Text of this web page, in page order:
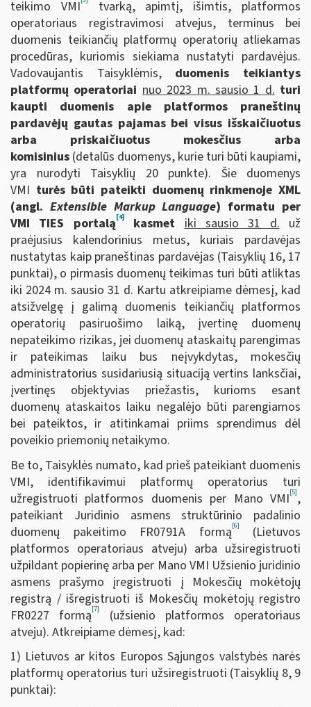
teikimo VMI
tvarką, apimtį, išimtis, platformos
operatoriaus registravimosi atvejus, terminus bei
duomenis teikiančių platformų operatorių atliekamas
procedūras, kuriomis siekiama nustatyti pardavėjus.
Vadovaujantis Taisyklėmis, duomenis teikiantys
platformų operatoriai nuo 2023 m. sausio 1 d. turi
kaupti duomenis apie
platformos praneštinų
pardavėjų gautas pajamas bei visus išskaičiuotus
arba priskaičiuotus mokesčius arba
komisinius (detalūs duomenys, kurie turi būti kaupiami,
yra nurodyti Taisyklių 20 punkte). Šie duomenys
VMI turės būti pateikti duomenų rinkmenoje XML
(angl. Extensible Markup Language) formatu per
VMI TIES portalą[4]kasmetiki sausio 31 d.už
praėjusius kalendorinius metus, kuriais pardavėjas
nustatytas kaip praneštinas pardavėjas (Taisyklių 16, 17
punktai), o pirmasis duomenų teikimas turi būti atliktas
iki 2024 m. sausio 31 d. Kartu atkreipiame dėmesį, kad
atsižvelgę į galimą duomenis teikiančių platformos
operatorių pasiruošimo laiką, įvertinę duomenų
nepateikimo rizikas, jei duomenų ataskaitų parengimas
ir pateikimas laiku bus neįvykdytas, mokesčių
administratorius susidariusią situaciją vertins lanksčiai,
įvertinęs objektyvias priežastis, kurioms esant
duomenų ataskaitos laiku negalėjo būti parengiamos
bei pateiktos, ir atitinkamai priims sprendimus dėl
poveikio priemonių netaikymo.
Be to, Taisyklės numato, kad prieš pateikiant duomenis
VMI, identifikavimui platformų operatorius turi
užregistruoti platformos duomenis per Mano VMI[5],
pateikiant Juridinio asmens struktūrinio padalinio
duomenų pakeitimo FR0791A formą[6]
(Lietuvos
platformos operatoriaus atveju) arba užsiregistruoti
užpildant popierinę arba per Mano VMI Užsienio juridinio
asmens prašymo įregistruoti į Mokesčių mokėtojų
registrą / išregistruoti iš Mokesčių mokėtojų registro
FR0227 formą[7]
(užsienio platformos operatoriaus
atveju). Atkreipiame dėmesį, kad:
1) Lietuvos ar kitos Europos Sąjungos valstybės narės
platformų operatorius turi užsiregistruoti (Taisyklių 8, 9
punktai):